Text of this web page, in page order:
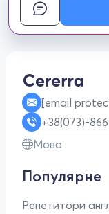
[email
+38(073)-
Мова
Популярне
Репетитори